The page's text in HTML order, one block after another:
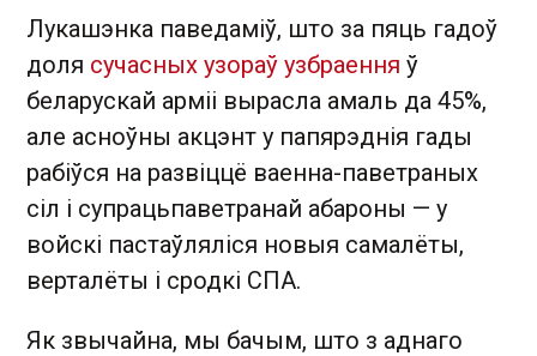
Лукашэнка паведаміў, што за пяць гадоў
доля сучасных узораў узбраення ў
беларускай арміі вырасла амаль да 45%,
але асноўны акцэнт у папярэднія гады
рабіўся на развіццё ваенна-паветраных
сіл і супрацьпаветранай абароны — у
войскі пастаўляліся новыя самалёты,
верталёты і сродкі СПА.
Як звычайна, мы бачым, што з аднаго